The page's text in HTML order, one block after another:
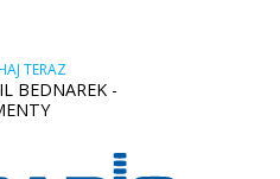
TERAZ
BEDNAREK -